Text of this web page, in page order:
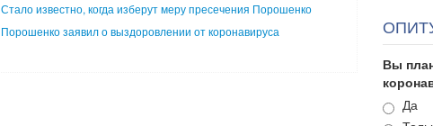
Стало известно, когда изберут меру пресечения Порошенко
Порошенко заявил о выздоровлении от коронавируса
Вы
Варианты
Да